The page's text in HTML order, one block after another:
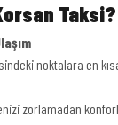
Taksi?
noktalara en
zorlamadan